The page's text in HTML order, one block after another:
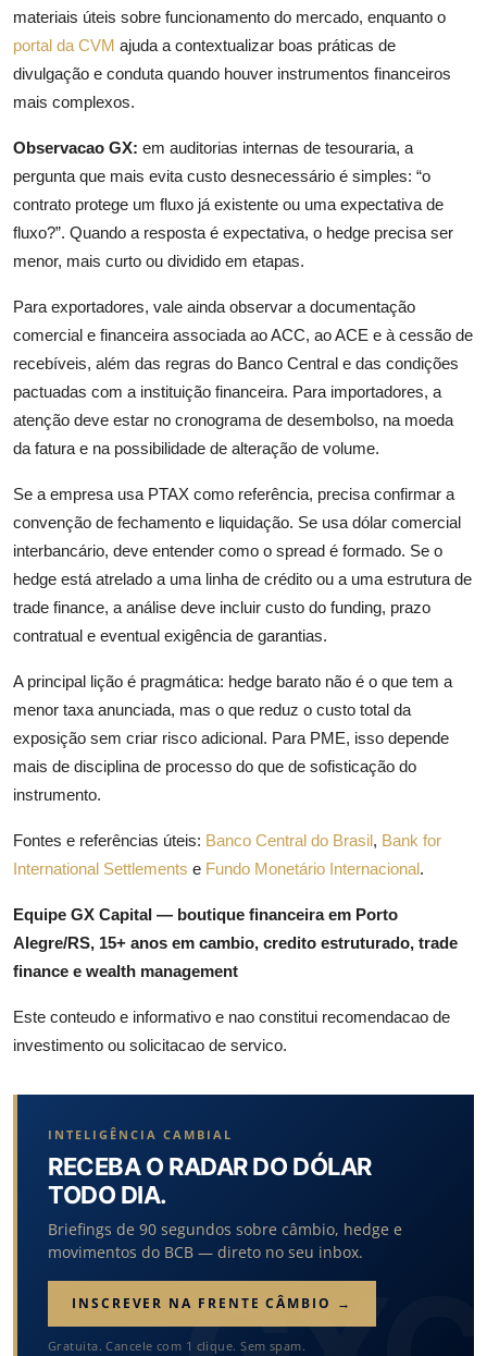
materiais úteis sobre funcionamento do mercado, enquanto o
portal da CVM ajuda a contextualizar boas práticas de
divulgação e conduta quando houver instrumentos financeiros
mais complexos.
Observacao GX: em auditorias internas de tesouraria, a
pergunta que mais evita custo desnecessário é simples: “o
contrato protege um fluxo já existente ou uma expectativa de
fluxo?”. Quando a resposta é expectativa, o hedge precisa ser
menor, mais curto ou dividido em etapas.
Para exportadores, vale ainda observar a documentação
comercial e financeira associada ao ACC, ao ACE e à cessão de
recebíveis, além das regras do Banco Central e das condições
pactuadas com a instituição financeira. Para importadores, a
atenção deve estar no cronograma de desembolso, na moeda
da fatura e na possibilidade de alteração de volume.
Se a empresa usa PTAX como referência, precisa confirmar a
convenção de fechamento e liquidação. Se usa dólar comercial
interbancário, deve entender como o spread é formado. Se o
hedge está atrelado a uma linha de crédito ou a uma estrutura de
trade finance, a análise deve incluir custo do funding, prazo
contratual e eventual exigência de garantias.
A principal lição é pragmática: hedge barato não é o que tem a
menor taxa anunciada, mas o que reduz o custo total da
exposição sem criar risco adicional. Para PME, isso depende
mais de disciplina de processo do que de sofisticação do
instrumento.
Fontes e referências úteis: Banco Central do Brasil, Bank for
International Settlements e Fundo Monetário Internacional.
Equipe GX Capital — boutique financeira em Porto
Alegre/RS, 15+ anos em cambio, credito estruturado, trade
finance e wealth management
Este conteudo e informativo e nao constitui recomendacao de
investimento ou solicitacao de servico.
INTELIGÊNCIA CAMBIAL
RECEBA O RADAR DO DÓLAR
TODO DIA.
Briefings de 90 segundos sobre câmbio, hedge e
movimentos do BCB — direto no seu inbox.
INSCREVER NA FRENTE CÂMBIO →
Gratuita. Cancele com 1 clique. Sem spam.